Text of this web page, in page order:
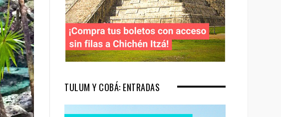
TULUM Y COBÁ: ENTRADAS